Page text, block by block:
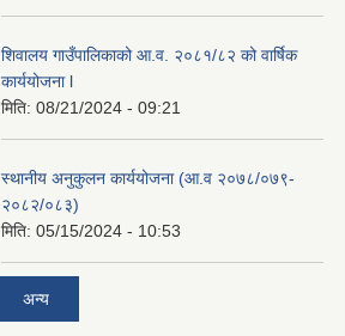
शिवालय गाउँपालिकाको आ.व. २०८१/८२ को वार्षिक
कार्ययोजना l
मिति: 08/21/2024 - 09:21
स्थानीय अनुकुलन कार्ययोजना (आ.व २०७८/०७९-
२०८२/०८३)
मिति: 05/15/2024 - 10:53
अन्य